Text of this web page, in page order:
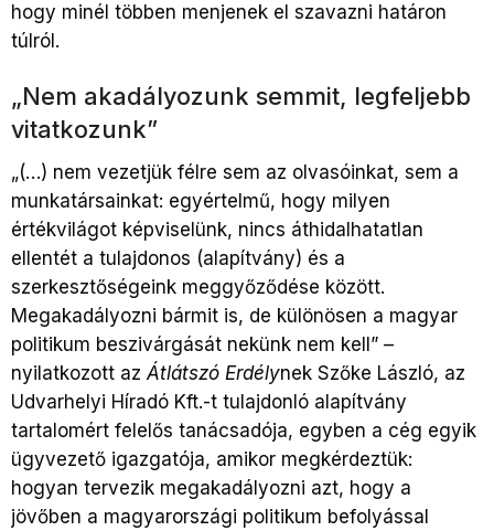
hogy minél többen menjenek el szavazni határon
túlról.
„Nem akadályozunk semmit, legfeljebb
vitatkozunk”
„(…) nem vezetjük félre sem az olvasóinkat, sem a
munkatársainkat: egyértelmű, hogy milyen
értékvilágot képviselünk, nincs áthidalhatatlan
ellentét a tulajdonos (alapítvány) és a
szerkesztőségeink meggyőződése között.
Megakadályozni bármit is, de különösen a magyar
politikum beszivárgását nekünk nem kell” –
nyilatkozott az Átlátszó Erdélynek Szőke László, az
Udvarhelyi Híradó Kft.-t tulajdonló alapítvány
tartalomért felelős tanácsadója, egyben a cég egyik
ügyvezető igazgatója, amikor megkérdeztük:
hogyan tervezik megakadályozni azt, hogy a
jövőben a magyarországi politikum befolyással